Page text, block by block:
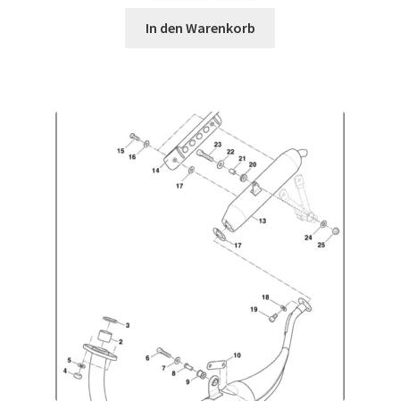
In den Warenkorb